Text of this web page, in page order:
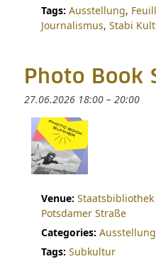
Tags: Ausstellung,
Journalismus, Stabi
Photo Book
27.06.2026 18:00– 20:00
Venue:
Potsdamer Straße
Categories:
Tags: Subkultur